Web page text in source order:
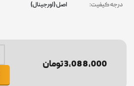
درجه کیفیت: اصل (اورجینال)
3,088,000 تومان